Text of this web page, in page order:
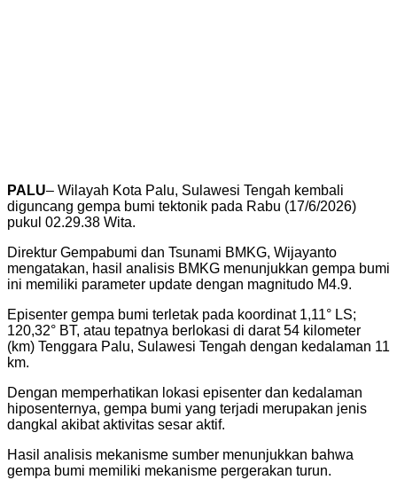
PALU– Wilayah Kota Palu, Sulawesi Tengah kembali
diguncang gempa bumi tektonik pada Rabu (17/6/2026)
pukul 02.29.38 Wita.
Direktur Gempabumi dan Tsunami BMKG, Wijayanto
mengatakan, hasil analisis BMKG menunjukkan gempa bumi
ini memiliki parameter update dengan magnitudo M4.9.
Episenter gempa bumi terletak pada koordinat 1,11° LS;
120,32° BT, atau tepatnya berlokasi di darat 54 kilometer
(km) Tenggara Palu, Sulawesi Tengah dengan kedalaman 11
km.
Dengan memperhatikan lokasi episenter dan kedalaman
hiposenternya, gempa bumi yang terjadi merupakan jenis
dangkal akibat aktivitas sesar aktif.
Hasil analisis mekanisme sumber menunjukkan bahwa
gempa bumi memiliki mekanisme pergerakan turun.